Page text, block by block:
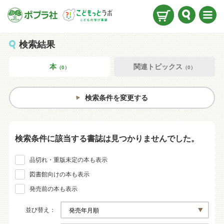
検索結果
本（0） 関連トピックス （0）
検索条件を変更する
検索条件に該当する書誌は見つかりませんでした。
品切れ・重版未定の本も表示
図書館向けの本も表示
発売前の本も表示
並び替え